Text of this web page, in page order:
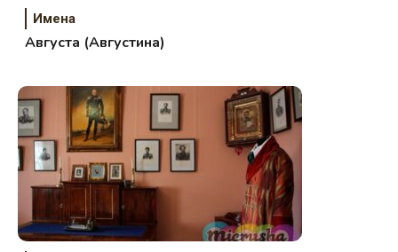
Имена
Августа (Августина)